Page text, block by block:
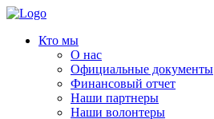
Кто мы
О нас
Официальные документы
Финансовый отчет
Наши партнеры
Наши волонтеры